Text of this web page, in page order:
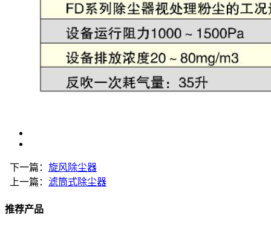
下一篇： 旋风除尘器
上一篇： 滤筒式除尘器
推荐产品